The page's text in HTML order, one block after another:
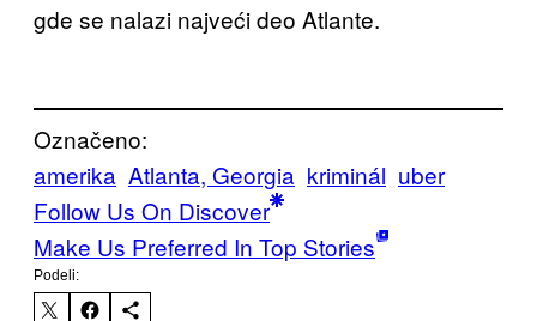
gde se nalazi najveći deo Atlante.
Označeno:
amerika Atlanta, Georgia kriminál uber
Follow Us On Discover
Make Us Preferred In Top Stories
Podeli: